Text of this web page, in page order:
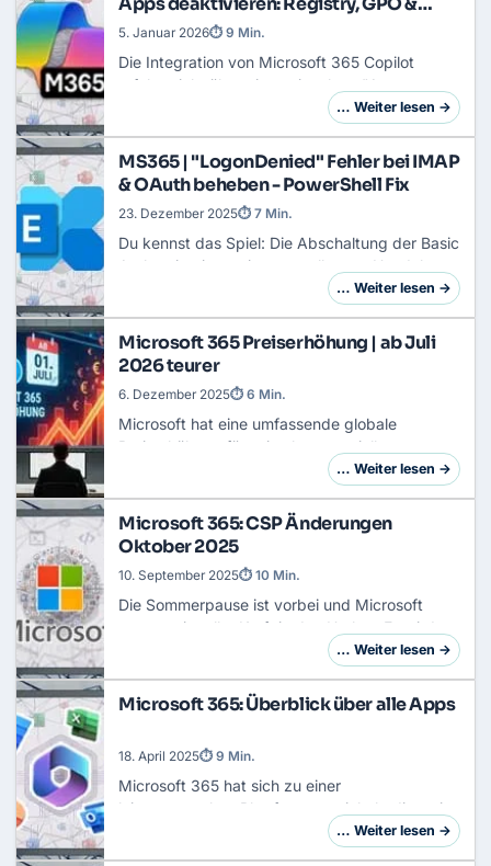
Intune
Die Integration von Microsoft 365 Copilot
erfolgt nicht über einen einzelnen "Aus-
Schalter", sondern ist tief in der DNA der
Administrator, der h…
5. Januar 2026⏱ 9 Min.
… Weiter lesen →
MS365 | "LogonDenied" Fehler bei IMAP
& OAuth beheben - PowerShell Fix
Du kennst das Spiel: Die Abschaltung der Basic
Authentication zwingt uns alle zum Handeln.
Dein DMS, Ticketsystem oder Archiv soll
zugreifen…
23. Dezember 2025⏱ 7 Min.
… Weiter lesen →
Microsoft 365 Preiserhöhung | ab Juli
2026 teurer
Microsoft hat eine umfassende globale
Preiserhöhung für seine kommerziellen
Abonnements angekündigt, die ab dem 01. Juli
sowohl die …
6. Dezember 2025⏱ 6 Min.
… Weiter lesen →
Microsoft 365: CSP Änderungen
Oktober 2025
Die Sommerpause ist vorbei und Microsoft
startet mit voller Kraft in den Herbst. Es wird
eine grundlegende Reform des Cloud Solution
Oktober…
10. September 2025⏱ 10 Min.
… Weiter lesen →
Microsoft 365: Überblick über alle Apps​
Microsoft 365 hat sich zu einer
leistungsstarken Plattform entwickelt, die weit
über die klassischen Office-Anwendungen
18. April 2025⏱ 9 Min.
… Weiter lesen →